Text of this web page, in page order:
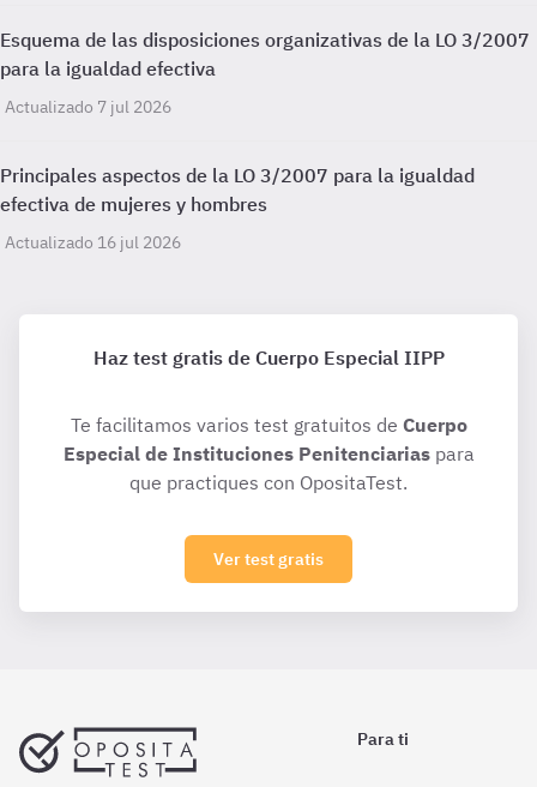
Esquema de las disposiciones organizativas de la LO 3/2007
para la igualdad efectiva
Actualizado 7 jul 2026
Principales aspectos de la LO 3/2007 para la igualdad
efectiva de mujeres y hombres
Actualizado 16 jul 2026
Haz test gratis de Cuerpo Especial IIPP
Te facilitamos varios test gratuitos de Cuerpo
Especial de Instituciones Penitenciariaspara
que practiques con OpositaTest.
Ver test gratis
Para ti